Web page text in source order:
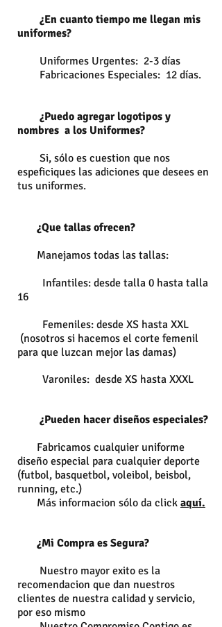
¿En cuanto tiempo me llegan mis
uniformes?
Uniformes Urgentes: 2-3 días
Fabricaciones Especiales: 12 días.
¿Puedo agregar logotipos y
nombres a los Uniformes?
Si, sólo es cuestion que nos
espeficiques las adiciones que desees en
tus uniformes.
¿Que tallas ofrecen?
Manejamos todas las tallas:
Infantiles: desde talla 0 hasta talla
16
Femeniles: desde XS hasta XXL
(nosotros si hacemos el corte femenil
para que luzcan mejor las damas)
Varoniles: desde XS hasta XXXL
¿Pueden hacer diseños especiales?
Fabricamos cualquier uniforme
diseño especial para cualquier deporte
(futbol, basquetbol, voleibol, beisbol,
running, etc.)
Más informacion sólo da click aquí.
¿Mi Compra es Segura?
Nuestro mayor exito es la
recomendacion que dan nuestros
clientes de nuestra calidad y servicio,
por eso mismo